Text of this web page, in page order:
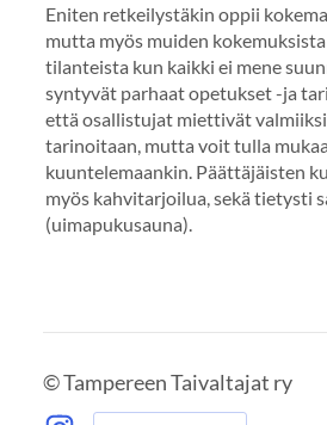
Eniten retkeilystäkin oppii
mutta myös muiden
tilanteista kun kaikki ei mene
syntyvät parhaat opetukset -ja
että osallistujat miettivät
tarinoitaan, mutta voit tulla
kuuntelemaankin. Päättäjäisten
myös kahvitarjoilua, sekä tietysti
(uimapukusauna).
©Tampereen Taivaltajat ry